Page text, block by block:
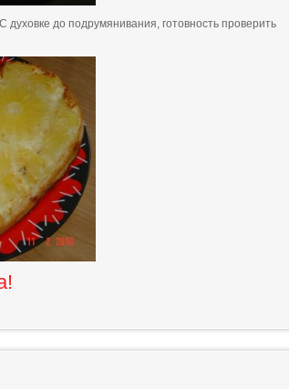
духовке до подрумянивания, готовность проверить